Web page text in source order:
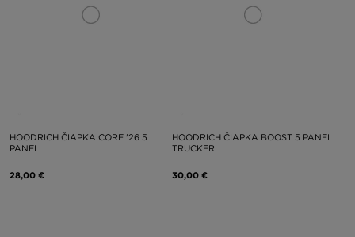
HOODRICH ČIAPKA CORE '26 5
PANEL
28,00 €
HOODRICH ČIAPKA BOOST 5 PANEL
TRUCKER
30,00 €